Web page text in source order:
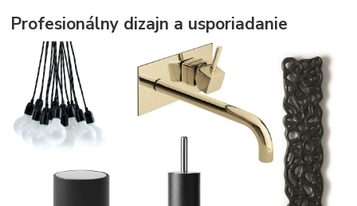
Profesionálny dizajn a usporiadanie